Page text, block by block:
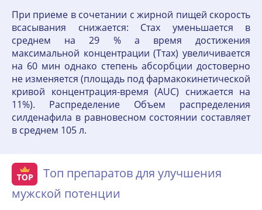
При приеме в сочетании с жирной пищей скорость
всасывания снижается: Стах уменьшается в
среднем на 29 % а время достижения
максимальной концентрации (Ттах) увеличивается
на 60 мин однако степень абсорбции достоверно
не изменяется (площадь под фармакокинетической
кривой концентрация-время (AUC) снижается на
11%). Распределение Объем распределения
силденафила в равновесном состоянии составляет
в среднем 105 л.
Топ препаратов для улучшения
мужской потенции